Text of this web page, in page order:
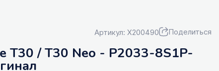
Артикул: X200490 Поделиться
T30 / T30 Neo - P2033-8S1P-